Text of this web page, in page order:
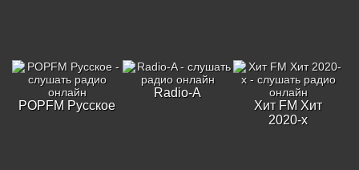
POPFM Русское
Radio-A
Хит FM Хит
2020-х